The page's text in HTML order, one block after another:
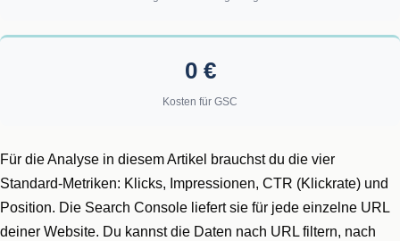
0 €
Kosten für GSC
Für die Analyse in diesem Artikel brauchst du die vier
Standard-Metriken: Klicks, Impressionen, CTR (Klickrate) und
Position. Die Search Console liefert sie für jede einzelne URL
deiner Website. Du kannst die Daten nach URL filtern, nach